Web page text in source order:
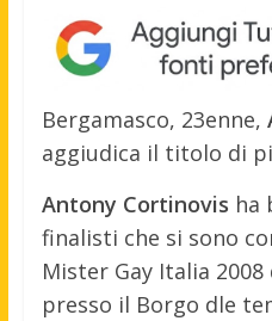
Bergamasco, 23enne,
aggiudica il titolo di
Antony Cortinovis ha
finalisti che si sono
Mister Gay Italia
presso il Borgo dle